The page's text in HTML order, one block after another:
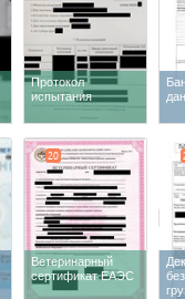
Протокол
испытания
Ветеринарный
сертификат ЕАЭС
20